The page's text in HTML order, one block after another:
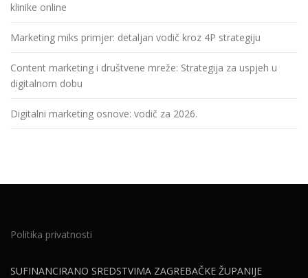
klinike online
Marketing miks primjer: detaljan vodič kroz 4P strategiju
Content marketing i društvene mreže: Strategija za uspjeh u
digitalnom dobu
Digitalni marketing osnove: vodič za 2026.
Politika privatnosti
SUFINANCIRANO SREDSTVIMA ZAGREBAČKE ŽUPANIJE